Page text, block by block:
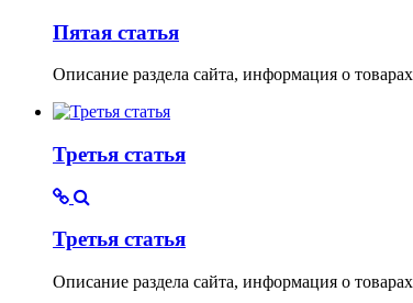
Пятая статья
Описание раздела сайта, информация о
Третья статья
Третья статья
Описание раздела сайта, информация о